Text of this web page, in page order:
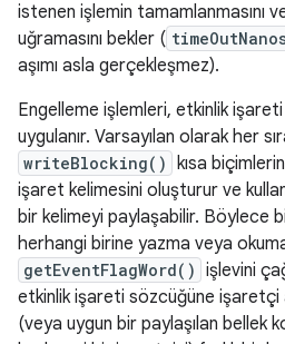
istenen işlemin tamamlanmasını
uğramasını bekler (
aşımı asla gerçekleşmez).
Engelleme işlemleri, etkinlik
uygulanır. Varsayılan olarak her
writeBlocking() kısa
işaret kelimesini oluşturur ve
bir kelimeyi paylaşabilir. Böylece
herhangi birine yazma veya
getEventFlagWord() işlevini
etkinlik işareti sözcüğüne
(veya uygun bir paylaşılan bellek